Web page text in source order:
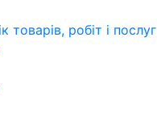
товарів, робіт і послуг